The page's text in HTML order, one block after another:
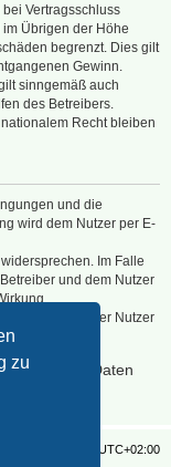
zu
Vertragsschluss
Übrigen der Höhe
begrenzt. Dies gilt
Gewinn.
sinngemäß auch
des Betreibers.
Recht bleiben
und die
wird dem Nutzer per E-
Im Falle
und dem Nutzer
wenn der Nutzer
Daten
UTC+02:00